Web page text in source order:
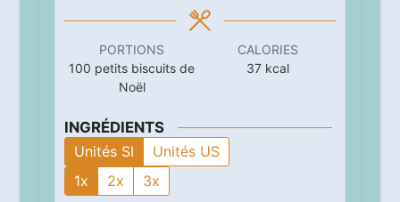
PORTIONS
100 petits biscuits de
Noël
CALORIES
37 kcal
INGRÉDIENTS
Unités SI
Unités US
1x
2x 3x